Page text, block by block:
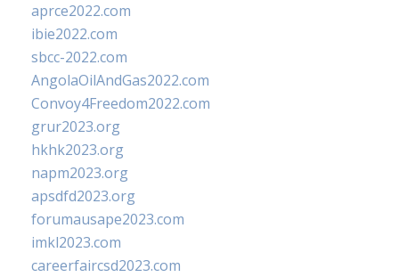
aprce2022.com
ibie2022.com
sbcc-2022.com
AngolaOilAndGas2022.com
Convoy4Freedom2022.com
grur2023.org
hkhk2023.org
napm2023.org
apsdfd2023.org
forumausape2023.com
imkl2023.com
careerfaircsd2023.com